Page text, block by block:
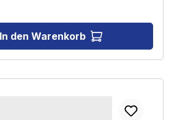
das den Einstieg ins eFoiling
verbindet.
In den Warenkorb